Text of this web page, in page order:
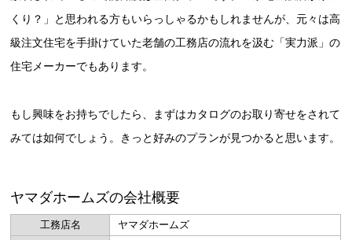
くり？」と思われる方もいらっしゃるかもしれませんが、元々は高
級注文住宅を手掛けていた老舗の工務店の流れを汲む「実力派」の
住宅メーカーでもあります。
もし興味をお持ちでしたら、まずはカタログのお取り寄せをされて
みては如何でしょう。きっと好みのプランが見つかると思います。
ヤマダホームズの会社概要
工務店名
ヤマダホームズ